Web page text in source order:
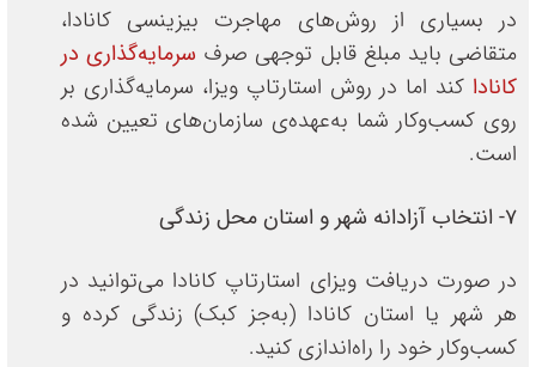
در بسیاری از روش‌های مهاجرت بیزینسی کانادا،
متقاضی باید مبلغ قابل توجهی صرف سرمایه‌گذاری در
کانادا کند اما در روش استارتاپ ویزا، سرمایه‌گذاری بر
روی کسب‌وکار شما به‌عهده‌ی سازمان‌های تعیین شده
است.
7- انتخاب آزادانه شهر و استان محل زندگی
در صورت دریافت ویزای استارتاپ کانادا می‌توانید در
هر شهر یا استان کانادا (به‌جز کبک) زندگی کرده و
کسب‌وکار خود را راه‌اندازی کنید.